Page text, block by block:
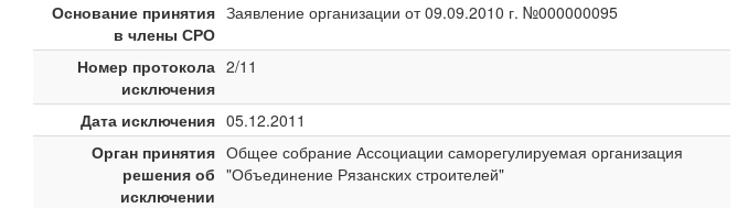
Основание принятия
в члены СРО
Заявление организации от 09.09.2010 г. №000000095
Номер протокола
исключения
2/11
Дата исключения 05.12.2011
Орган принятия
решения об
исключении
Общее собрание Ассоциации саморегулируемая организация
"Объединение Рязанских строителей"